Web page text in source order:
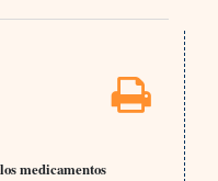
medicamentos